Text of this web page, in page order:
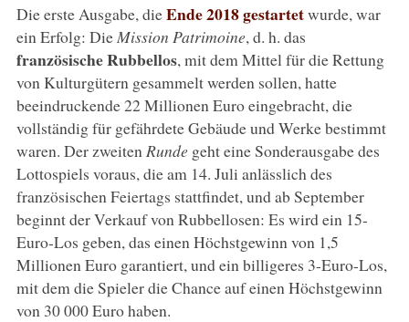
Die erste Ausgabe, dieEnde 2018 gestartetwurde, war
ein Erfolg: Die Mission Patrimoine, d. h. das
französische Rubbellos, mit dem Mittel für die Rettung
von Kulturgütern gesammelt werden sollen, hatte
beeindruckende 22 Millionen Euro eingebracht, die
vollständig für gefährdete Gebäude und Werke bestimmt
waren. Der zweiten Rundegeht eine Sonderausgabe des
Lottospiels voraus, die am 14. Juli anlässlich des
französischen Feiertags stattfindet, und ab September
beginnt der Verkauf von Rubbellosen: Es wird ein 15-
Euro-Los geben, das einen Höchstgewinn von 1,5
Millionen Euro garantiert, und ein billigeres 3-Euro-Los,
mit dem die Spieler die Chance auf einen Höchstgewinn
von 30 000 Euro haben.